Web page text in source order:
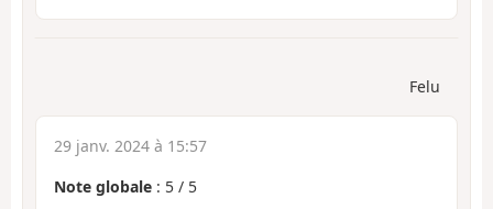
Felu
29 janv. 2024 à 15:57
Note globale : 5 / 5